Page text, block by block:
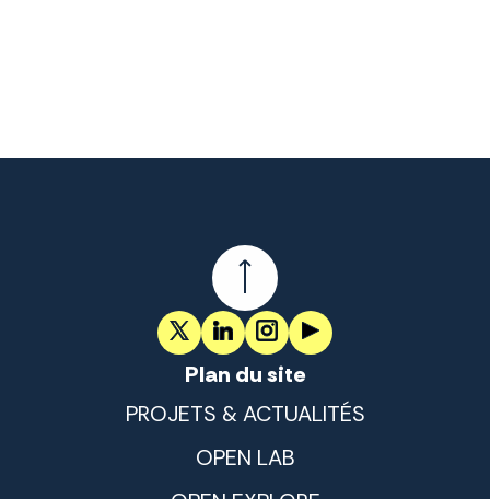
Plan du site
PROJETS & ACTUALITÉS
OPEN LAB